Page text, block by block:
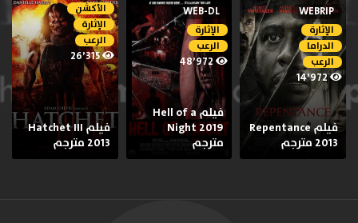
WEBRIP
الإثارة
الدراما
الرعب
14٬972
فيلم Repentance
2013 مترجم
WEB-DL
الإثارة
الرعب
48٬972
فيلم Hell of a
Night 2019
مترجم
الأكشن
الإثارة
الرعب
26٬315
فيلم Hatchet III
2013 مترجم